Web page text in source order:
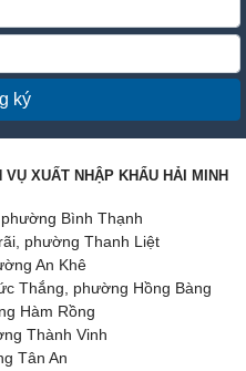
ký
XUẤT NHẬP KHẨU HẢI MINH
Bình Thạnh
phường Thanh Liệt
An Khê
Thắng, phường Hồng Bàng
Hàm Rồng
Thành Vinh
Tân An